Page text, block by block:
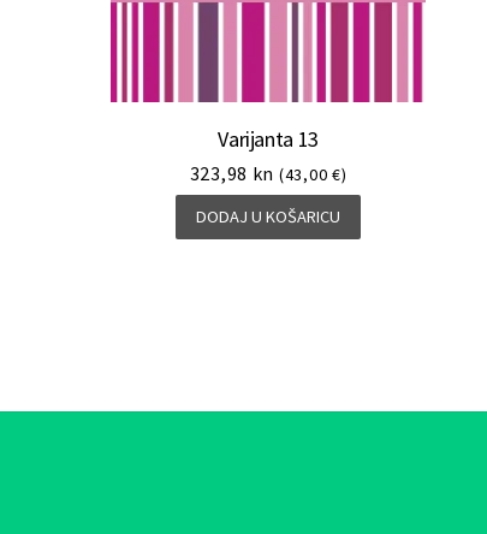
Varijanta 13
323,98 kn (43,00 €)
DODAJ U KOŠARICU